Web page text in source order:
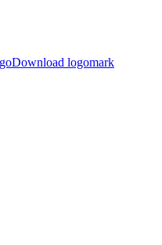
Download logomark